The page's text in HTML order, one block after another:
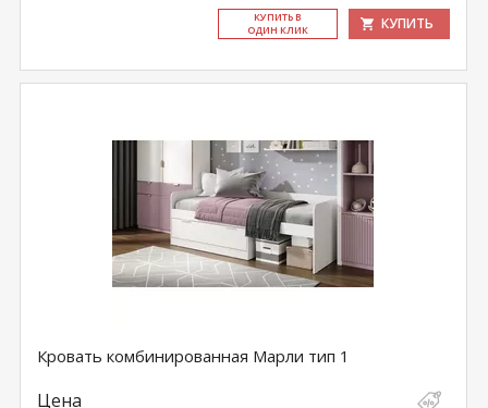
КУ­ПИТЬ В
ОДИН КЛИК
КУПИТЬ
Кровать комбинированная Марли тип 1
Цена